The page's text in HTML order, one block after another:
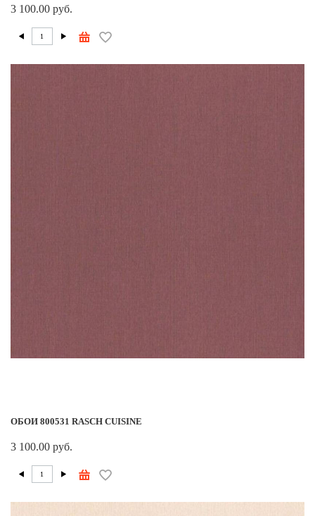
3 100.00 руб.
ОБОИ 800531 RASCH CUISINE
3 100.00 руб.